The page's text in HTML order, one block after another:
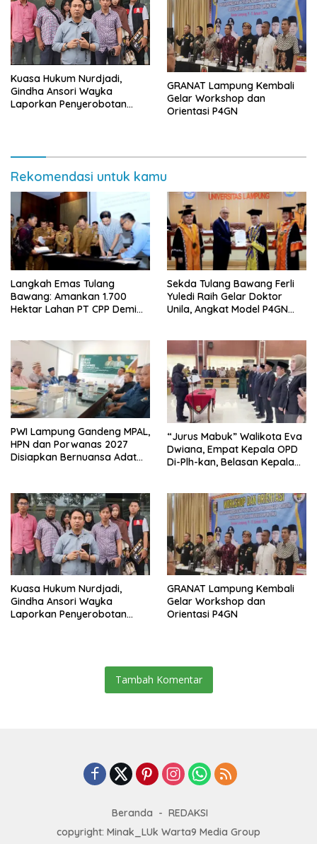
Kuasa Hukum Nurdjadi,
Gindha Ansori Wayka
Laporkan Penyerobotan
GRANAT Lampung Kembali
Gelar Workshop dan
Orientasi P4GN
Rekomendasi untuk kamu
Langkah Emas Tulang
Bawang: Amankan 1.700
Hektar Lahan PT CPP Demi
Sekda Tulang Bawang Ferli
Yuledi Raih Gelar Doktor
Unila, Angkat Model P4GN
PWI Lampung Gandeng MPAL,
HPN dan Porwanas 2027
Disiapkan Bernuansa Adat
“Jurus Mabuk” Walikota Eva
Dwiana, Empat Kepala OPD
Di-Plh-kan, Belasan Kepala
Kuasa Hukum Nurdjadi,
Gindha Ansori Wayka
Laporkan Penyerobotan
GRANAT Lampung Kembali
Gelar Workshop dan
Orientasi P4GN
Tambah Komentar
Beranda
REDAKSI
copyright: Minak_LUk Warta9 Media Group